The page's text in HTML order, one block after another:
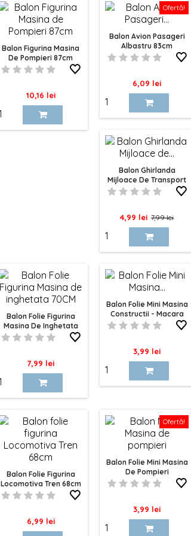
Balon Figurina Masina
De Pompieri 87cm
Pret
10,16 lei
Ofertă!
Balon Avion Pasageri
Albastru 83cm
Pret
6,09 lei
Balon Ghirlanda
Mijloace De Transport
100cm
Pret
4,99 lei Pret
de
baza
7,99 lei
Balon Folie Figurina
Masina De Inghetata
70CM
Pret
7,99 lei
Balon Folie Mini Masina
Constructii - Macara
Pret
3,99 lei
Balon Folie Figurina
Locomotiva Tren 68cm
Pret
6,99 lei
Ofertă!
Balon Folie Mini Masina
De Pompieri
Pret
3,99 lei